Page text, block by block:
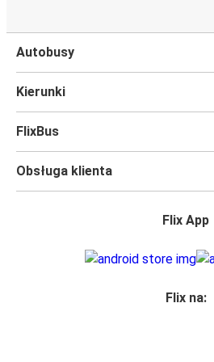
trasie Aarhus - Sønderborg
Podróż na trasie Aarhus -
FlixBusa oznacza wygodną podróż
podręcznego i jedną sztukę
martwić, że nie wystarczy Ci
miejsce siedzącew naszych
zakupu biletu. Do wyboru masz
Autobusy
Kierunki
FlixBus
Obsługa klienta
Flix App
Flix na: